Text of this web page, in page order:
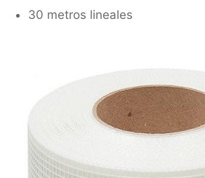
30 metros lineales